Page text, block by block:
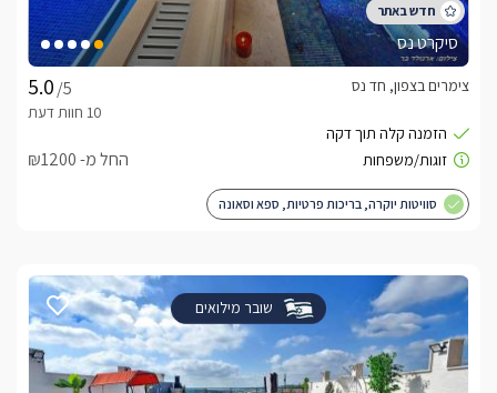
סיקרט נס
/5
צימרים בצפון, חד נס
החל מ- ₪1200
סוויטות יוקרה, בריכות פרטיות, ספא וסאונה
שובר מילואים